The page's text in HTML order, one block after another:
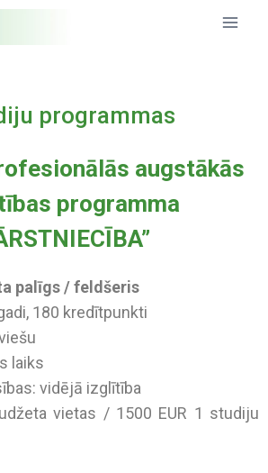
programmas
augstākās
programma
palīgs / feldšeris
180 kredītpunkti
laiks
vidējā izglītība
vietas / 1500 EUR 1 studiju